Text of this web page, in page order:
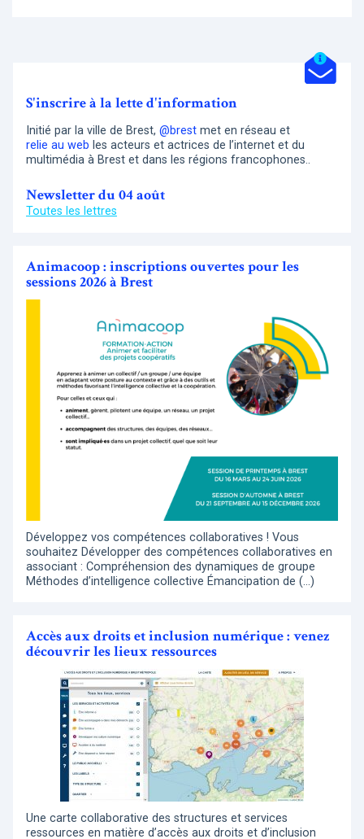
S'inscrire à la lette d'information
Initié par la ville de Brest, @brest met en réseau et
relie au web les acteurs et actrices de l’internet et du
multimédia à Brest et dans les régions francophones..
Newsletter du 04 août
Toutes les lettres
Animacoop : inscriptions ouvertes pour les
sessions 2026 à Brest
Développez vos compétences collaboratives ! Vous
souhaitez Développer des compétences collaboratives en
associant : Compréhension des dynamiques de groupe
Méthodes d’intelligence collective Émancipation de (…)
Accès aux droits et inclusion numérique : venez
découvrir les lieux ressources
Une carte collaborative des structures et services
ressources en matière d’accès aux droits et d’inclusion